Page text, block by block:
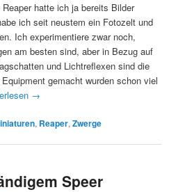
hatte ich ja bereits Bilder
ich seit neustem ein Fotozelt und
Ich experimentiere zwar noch,
am besten sind, aber in Bezug auf
und Lichtreflexen sind die
gemacht wurden schon viel
→
, Reaper,Zwerge
Speer